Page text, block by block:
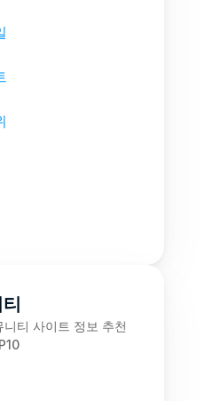
니티 사이트 정보 추천